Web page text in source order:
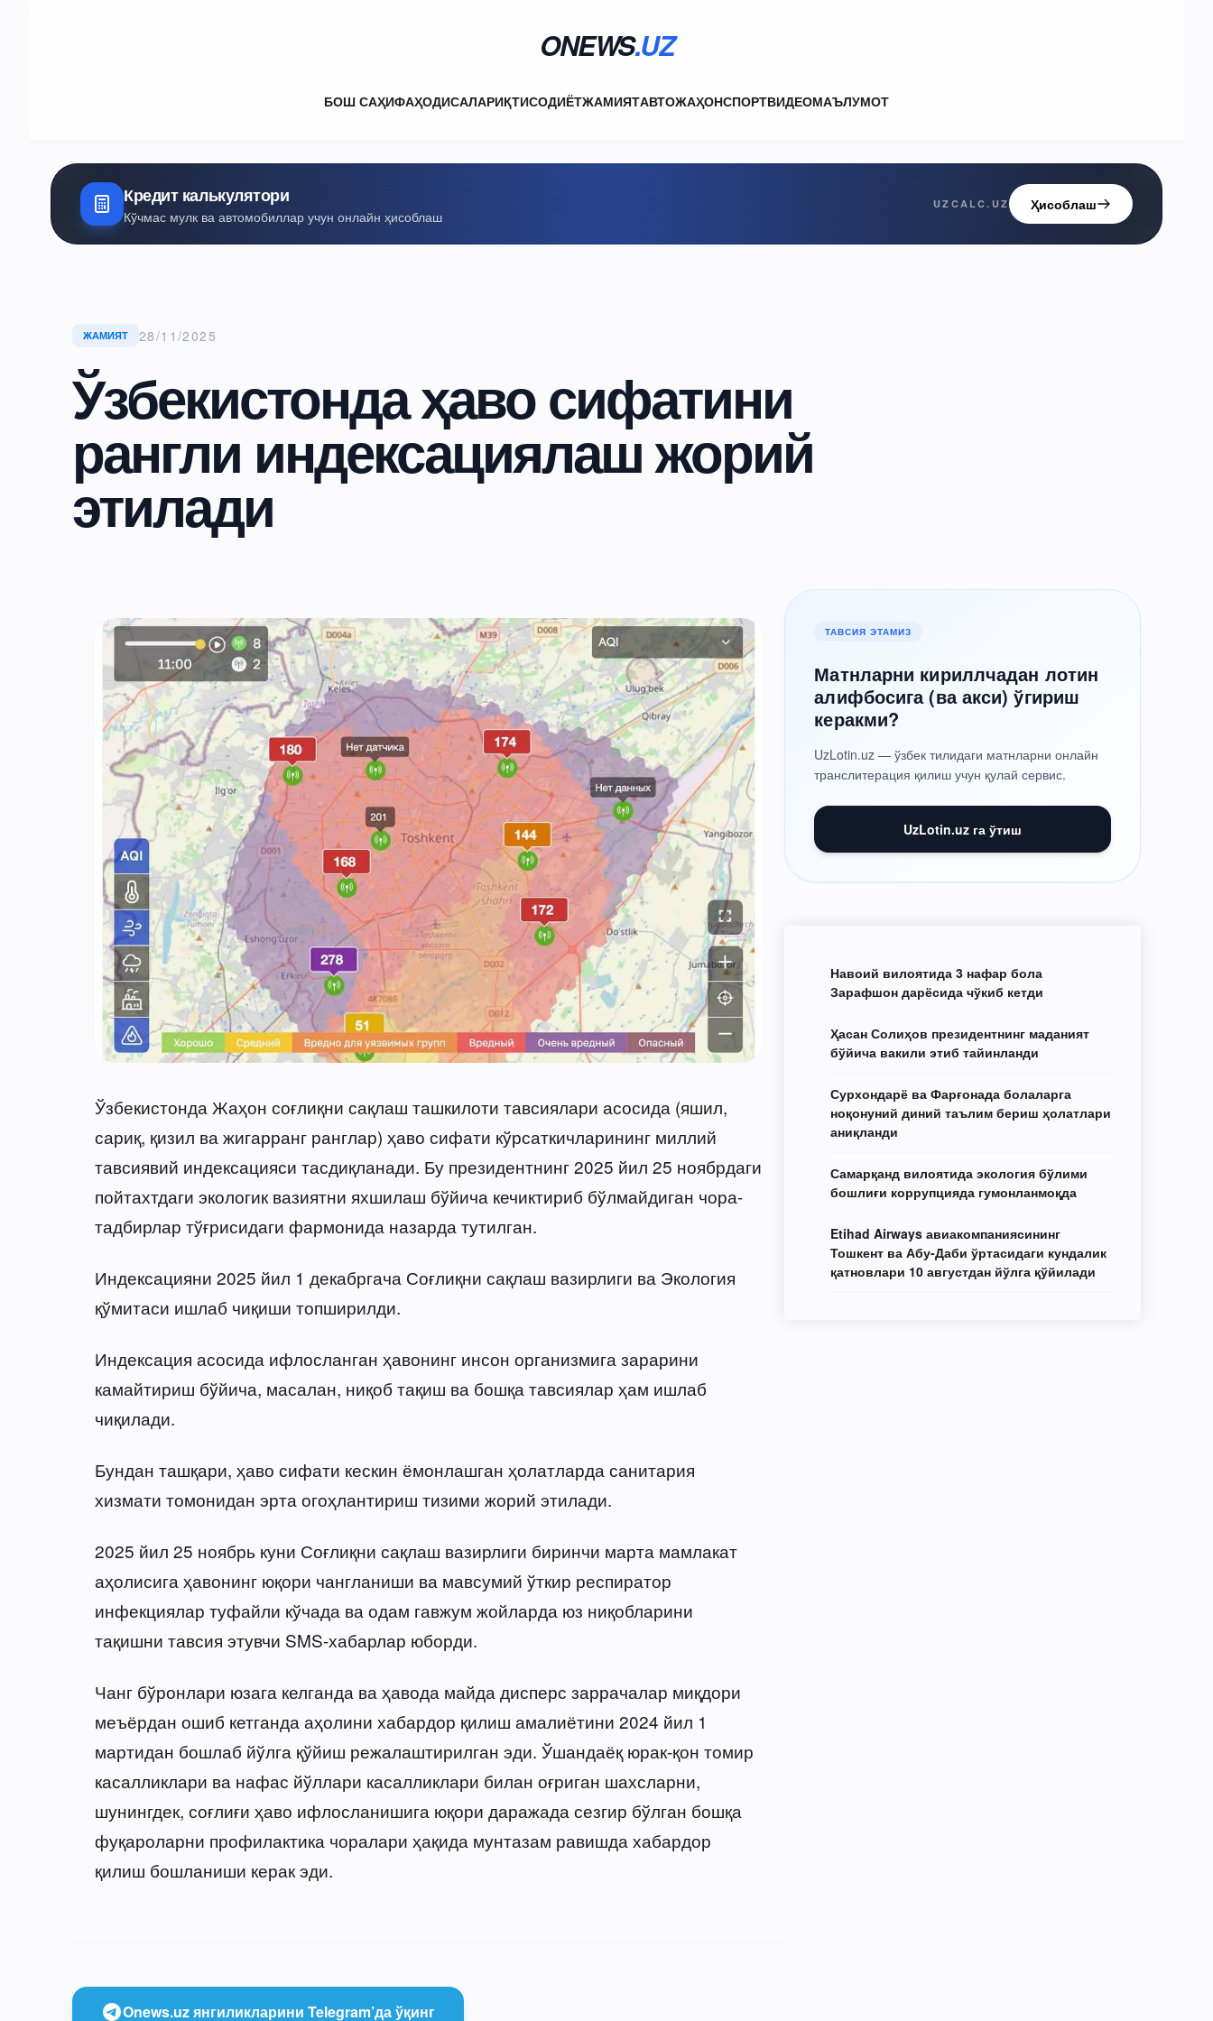
ONEWS.UZ
БОШ САҲИФАҲОДИСАЛАРИҚТИСОДИЁТЖАМИЯТАВТОЖАҲОНСПОРТВИДЕОМАЪЛУМОТ
Кредит калькулятори
Кўчмас мулк ва автомобиллар учун онлайн ҳисоблаш
UZCALC.UZ Ҳисоблаш
ЖАМИЯТ 28/11/2025
Ўзбекистонда ҳаво сифатини
рангли индексациялаш жорий
этилади
Ўзбекистонда Жаҳон соғлиқни сақлаш ташкилоти тавсиялари асосида (яшил,
сариқ, қизил ва жигарранг ранглар) ҳаво сифати кўрсаткичларининг миллий
тавсиявий индексацияси тасдиқланади. Бу президентнинг 2025 йил 25 ноябрдаги
пойтахтдаги экологик вазиятни яхшилаш бўйича кечиктириб бўлмайдиган чора-
тадбирлар тўғрисидаги фармонида назарда тутилган.
Индексацияни 2025 йил 1 декабргача Соғлиқни сақлаш вазирлиги ва Экология
қўмитаси ишлаб чиқиши топширилди.
Индексация асосида ифлосланган ҳавонинг инсон организмига зарарини
камайтириш бўйича, масалан, ниқоб тақиш ва бошқа тавсиялар ҳам ишлаб
чиқилади.
Бундан ташқари, ҳаво сифати кескин ёмонлашган ҳолатларда санитария
хизмати томонидан эрта огоҳлантириш тизими жорий этилади.
2025 йил 25 ноябрь куни Соғлиқни сақлаш вазирлиги биринчи марта мамлакат
аҳолисига ҳавонинг юқори чангланиши ва мавсумий ўткир респиратор
инфекциялар туфайли кўчада ва одам гавжум жойларда юз ниқобларини
тақишни тавсия этувчи SMS-хабарлар юборди.
Чанг бўронлари юзага келганда ва ҳавода майда дисперс заррачалар миқдори
меъёрдан ошиб кетганда аҳолини хабардор қилиш амалиётини 2024 йил 1
мартидан бошлаб йўлга қўйиш режалаштирилган эди. Ўшандаёқ юрак-қон томир
касалликлари ва нафас йўллари касалликлари билан оғриган шахсларни,
шунингдек, соғлиғи ҳаво ифлосланишига юқори даражада сезгир бўлган бошқа
фуқароларни профилактика чоралари ҳақида мунтазам равишда хабардор
қилиш бошланиши керак эди.
Onews.uz янгиликларини Telegram’да ўқинг
ТАВСИЯ ЭТАМИЗ
Матнларни кириллчадан лотин
алифбосига (ва акси) ўгириш
керакми?
UzLotin.uz — ўзбек тилидаги матнларни онлайн
транслитерация қилиш учун қулай сервис.
UzLotin.uz га ўтиш
Навоий вилоятида 3 нафар бола
Зарафшон дарёсида чўкиб кетди
Ҳасан Солиҳов президентнинг маданият
бўйича вакили этиб тайинланди
Сурхондарё ва Фарғонада болаларга
ноқонуний диний таълим бериш ҳолатлари
аниқланди
Самарқанд вилоятида экология бўлими
бошлиғи коррупцияда гумонланмоқда
Etihad Airways авиакомпаниясининг
Тошкент ва Абу-Даби ўртасидаги кундалик
қатновлари 10 августдан йўлга қўйилади